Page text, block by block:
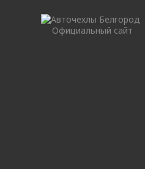
Официальный сайт